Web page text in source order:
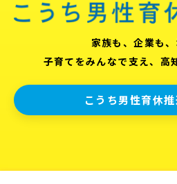
家族も、企業も、
子育てをみんなで支え、高
こうち男性育休